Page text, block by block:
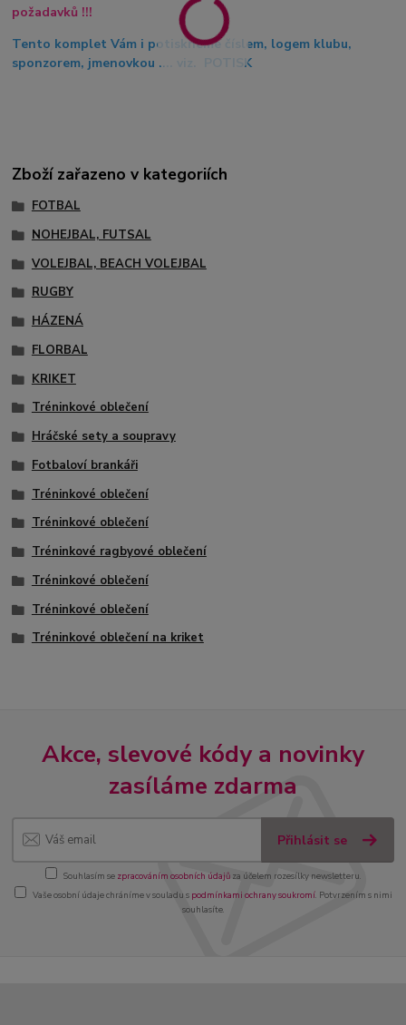
požadavků !!!
Tento komplet Vám i potiskneme číslem, logem klubu,
sponzorem, jmenovkou .... viz. POTISK
Zboží zařazeno v kategoriích
FOTBAL
NOHEJBAL, FUTSAL
VOLEJBAL, BEACH VOLEJBAL
RUGBY
HÁZENÁ
FLORBAL
KRIKET
Tréninkové oblečení
Hráčské sety a soupravy
Fotbaloví brankáři
Tréninkové oblečení
Tréninkové oblečení
Tréninkové ragbyové oblečení
Tréninkové oblečení
Tréninkové oblečení
Tréninkové oblečení na kriket
Akce, slevové kódy a novinky
zasíláme zdarma
Přihlásit se
Souhlasím se zpracováním osobních údajůza účelem rozesílky newsletteru.
Vaše osobní údaje chráníme v souladu s podmínkami ochrany soukromí. Potvrzením s nimi
souhlasíte.